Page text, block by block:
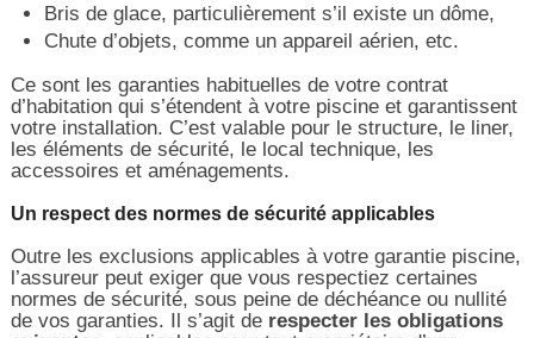
Bris de glace, particulièrement s’il existe un dôme,
Chute d’objets, comme un appareil aérien, etc.
Ce sont les garanties habituelles de votre contrat
d’habitation qui s’étendent à votre piscine et garantissent
votre installation. C’est valable pour le structure, le liner,
les éléments de sécurité, le local technique, les
accessoires et aménagements.
Un respect des normes de sécurité applicables
Outre les exclusions applicables à votre garantie piscine,
l’assureur peut exiger que vous respectiez certaines
normes de sécurité, sous peine de déchéance ou nullité
de vos garanties. Il s’agit de respecter les obligations